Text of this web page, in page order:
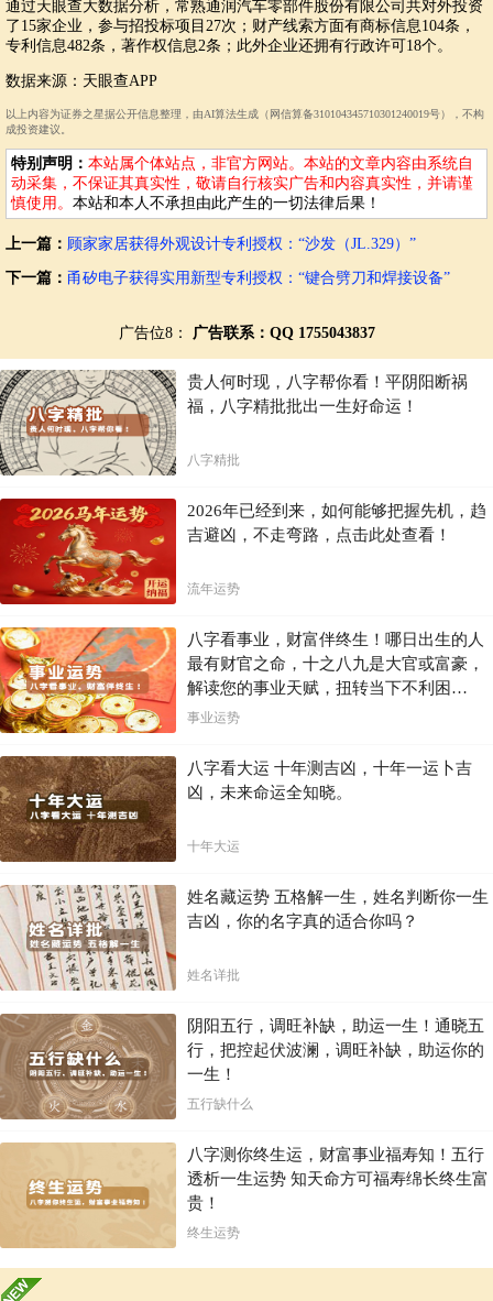
通过天眼查大数据分析，常熟通润汽车零部件股份有限公司共对外投资
了15家企业，参与招投标项目27次；财产线索方面有商标信息104条，
专利信息482条，著作权信息2条；此外企业还拥有行政许可18个。
数据来源：天眼查APP
以上内容为证券之星据公开信息整理，由AI算法生成（网信算备310104345710301240019号），不构
成投资建议。
特别声明： 本站属个体站点，非官方网站。本站的文章内容由系统自
动采集，不保证其真实性，敬请自行核实广告和内容真实性，并请谨
慎使用。 本站和本人不承担由此产生的一切法律后果！
上一篇： 顾家家居获得外观设计专利授权：“沙发（JL.329）”
下一篇： 甬矽电子获得实用新型专利授权：“键合劈刀和焊接设备”
广告位8： 广告联系：QQ 1755043837
贵人何时现，八字帮你看！平阴阳断祸
福，八字精批批出一生好命运！
八字精批
2026年已经到来，如何能够把握先机，趋
吉避凶，不走弯路，点击此处查看！
流年运势
八字看事业，财富伴终生！哪日出生的人
最有财官之命，十之八九是大官或富豪，
解读您的事业天赋，扭转当下不利困
局！！
事业运势
八字看大运 十年测吉凶，十年一运卜吉
凶，未来命运全知晓。
十年大运
姓名藏运势 五格解一生，姓名判断你一生
吉凶，你的名字真的适合你吗？
姓名详批
阴阳五行，调旺补缺，助运一生！通晓五
行，把控起伏波澜，调旺补缺，助运你的
一生！
五行缺什么
八字测你终生运，财富事业福寿知！五行
透析一生运势 知天命方可福寿绵长终生富
贵！
终生运势